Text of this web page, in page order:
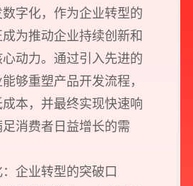
字化，作为企业转型的
为推动企业持续创新和
动力。通过引入先进的
够重塑产品开发流程，
本，并最终实现快速响
消费者日益增长的需
企业转型的突破口